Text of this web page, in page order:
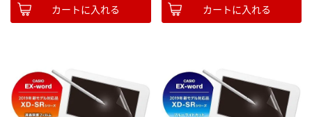
カートに入れる カートに入れる